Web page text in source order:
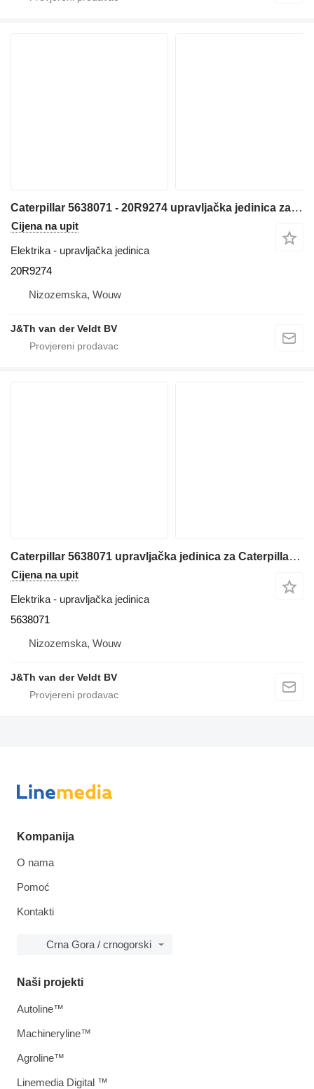
Caterpillar 5638071 - 20R9274 upravljačka jedinica za Caterpillar 120 770 772 986 D6R 6020 6030 6040 CB13 CB15 CB16 390F 374F 770G 772G 140K 160K 834K 986K 988K 6020B D5R12 313D2 316D2 130GC 950GC 966GC 988GC AP600F AP655F 313D2GC asfaltnog finišera
Cijena na upit
Elektrika - upravljačka jedinica
20R9274
Nizozemska, Wouw
J&Th van der Veldt BV
Caterpillar 5638071 upravljačka jedinica za Caterpillar 120 770 772 986 D6R 6020 6030 6040 CB13 CB15 CB16 390F 374F 770G 772G 140K 160K 834K 986K 988K 6020B D5R12 313D2 316D2 130GC 950GC 966GC 988GC AP600F AP655F 313D2GC asfaltnog finišera
Cijena na upit
Elektrika - upravljačka jedinica
5638071
Nizozemska, Wouw
J&Th van der Veldt BV
Kompanija
O nama
Pomoć
Kontakti
Crna Gora / crnogorski
Naši projekti
Autoline™
Machineryline™
Agroline™
Linemedia Digital ™